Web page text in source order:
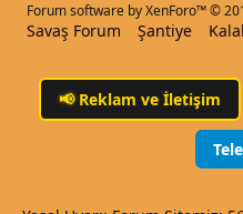
Forum software by XenForo™©
Savaş Forum Şantiye
📢Reklam ve İletişim